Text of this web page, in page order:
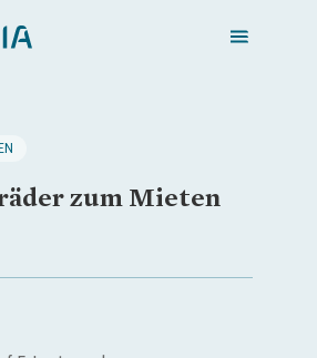
zum Mieten